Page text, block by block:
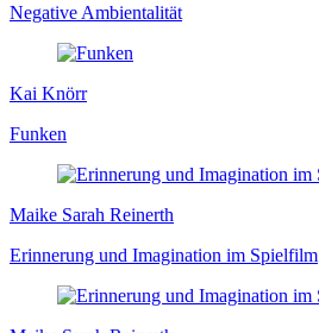
Negative Ambientalität
Kai Knörr
Funken
Maike Sarah Reinerth
Erinnerung und Imagination im Spielfilm